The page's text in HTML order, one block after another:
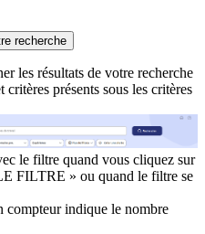
recherche
les résultats de votre recherche
présents sous les critères
le filtre quand vous cliquez sur
FILTRE » ou quand le filtre se
compteur indique le nombre